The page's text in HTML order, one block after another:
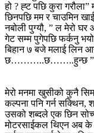
हो ? ह्ट पछि कुरा
छिनपछि मम र चाउमिन
नबोली पुग्यौ, ” ल मेरो
गेट सम्म पुगेपछि फर्कनु
बिहान ७ बजे मलाई लिन
छ………..छ……..हुन्छ ”
मेरो मनमा खुसीको कुनै
कल्पना पनि गर्न सक्थिन,
उसको शब्दले एक छिन
मोटरसाईकल थिएन अब के